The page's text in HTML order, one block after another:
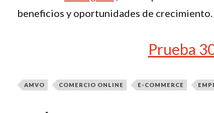
beneficios y oportunidades de crecimiento.
Prueba
AMVO COMERCIO ONLINE E-COMMERCE